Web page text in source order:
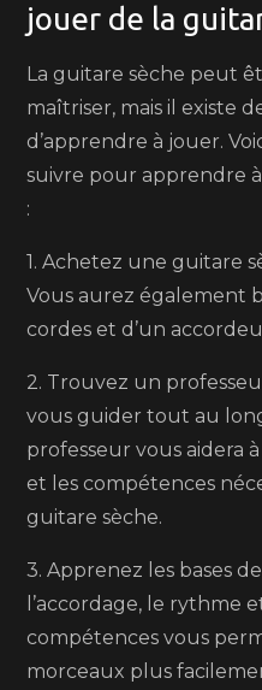
jouer de la
La guitare sèche peut
maîtriser, mais il existe
d’apprendre à jouer.
suivre pour apprendre
:
1. Achetez une guitare
Vous aurez également
cordes et d’un
2. Trouvez un
vous guider tout au
professeur vous aidera
et les compétences
guitare sèche.
3. Apprenez les bases
l’accordage, le rythme
compétences vous
morceaux plus